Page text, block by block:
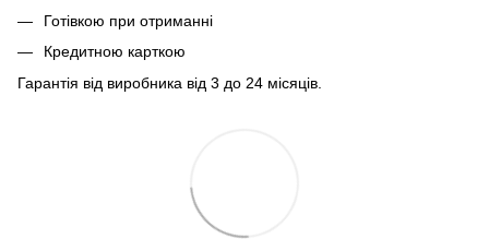
Готівкою при отриманні
Кредитною карткою
Гарантія від виробника від 3 до 24 місяців.